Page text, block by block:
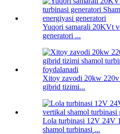
Yuqori samarali 20KVt
generatori ...
Xitoy zavodi 20kw 220v
gibrid tizimi...
Lola turbinasi 12V 24V
shamol turbinasi ...